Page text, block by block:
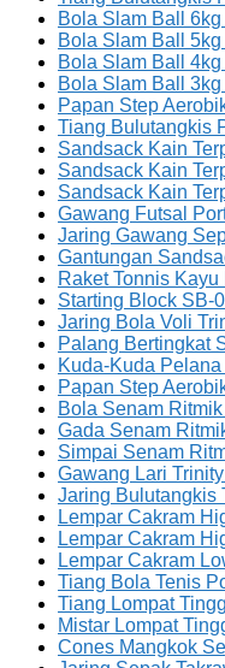
Bola Slam Ball
Bola Slam Ball
Bola Slam Ball
Bola Slam Ball
Papan Step
Tiang Bulutangkis
Sandsack Kain
Sandsack Kain
Sandsack Kain
Gawang Futsal
Jaring Gawang
Gantungan
Raket Tonnis Kayu
Starting Block SB-
Jaring Bola Voli
Palang Bertingkat
Kuda-Kuda
Papan Step
Bola Senam
Gada Senam
Simpai Senam
Gawang Lari
Jaring Bulutangkis
Lempar Cakram
Lempar Cakram
Lempar Cakram
Tiang Bola Tenis
Tiang Lompat
Mistar Lompat
Cones Mangkok